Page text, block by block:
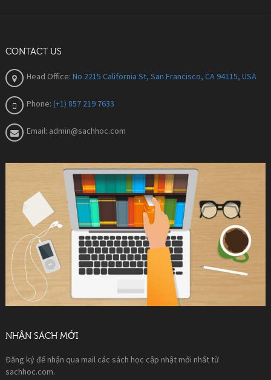
CONTACT US
Head Office: No 2215 California St, San Francisco, CA 94115, USA
Phone: (+1) 857 219 7633
Email: admin@sachhoc.com
NHẬN SÁCH MỚI
Đăng ký để nhận qua mail các sách học cập nhật mới nhất từ
sachhoc.com.